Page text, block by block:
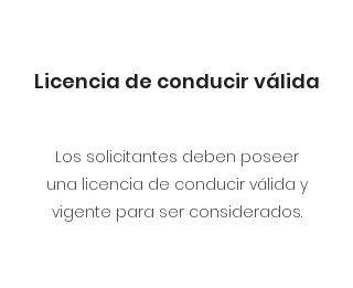
Licencia de conducir válida
Los solicitantes deben poseer
una licencia de conducir válida y
vigente para ser considerados.